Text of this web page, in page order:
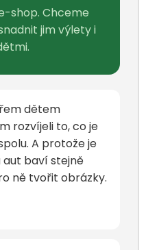
shop. Chceme
jim výlety i
dětem
rozvíjeli to, co je
A protože je
baví stejně
ně tvořit obrázky.